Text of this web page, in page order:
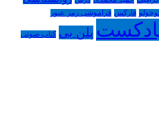
فارکس فراموشی رمز عبور
پلن بی کتاب صوتی